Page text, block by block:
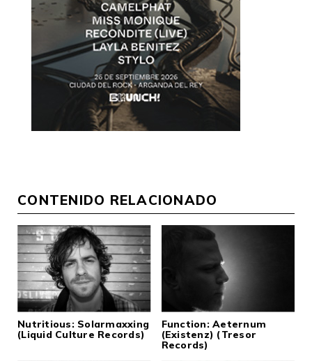
CONTENIDO RELACIONADO
Nutritious: Solarmaxxing
(Liquid Culture Records)
Function: Aeternum
(Existenz) (Tresor
Records)